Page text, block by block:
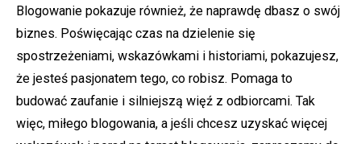
Blogowanie pokazuje również, że naprawdę dbasz o swój
biznes. Poświęcając czas na dzielenie się
spostrzeżeniami, wskazówkami i historiami, pokazujesz,
że jesteś pasjonatem tego, co robisz. Pomaga to
budować zaufanie i silniejszą więź z odbiorcami. Tak
więc, miłego blogowania, a jeśli chcesz uzyskać więcej